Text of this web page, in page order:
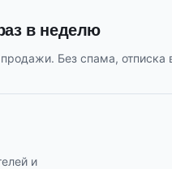
в неделю
Без спама, отписка
и